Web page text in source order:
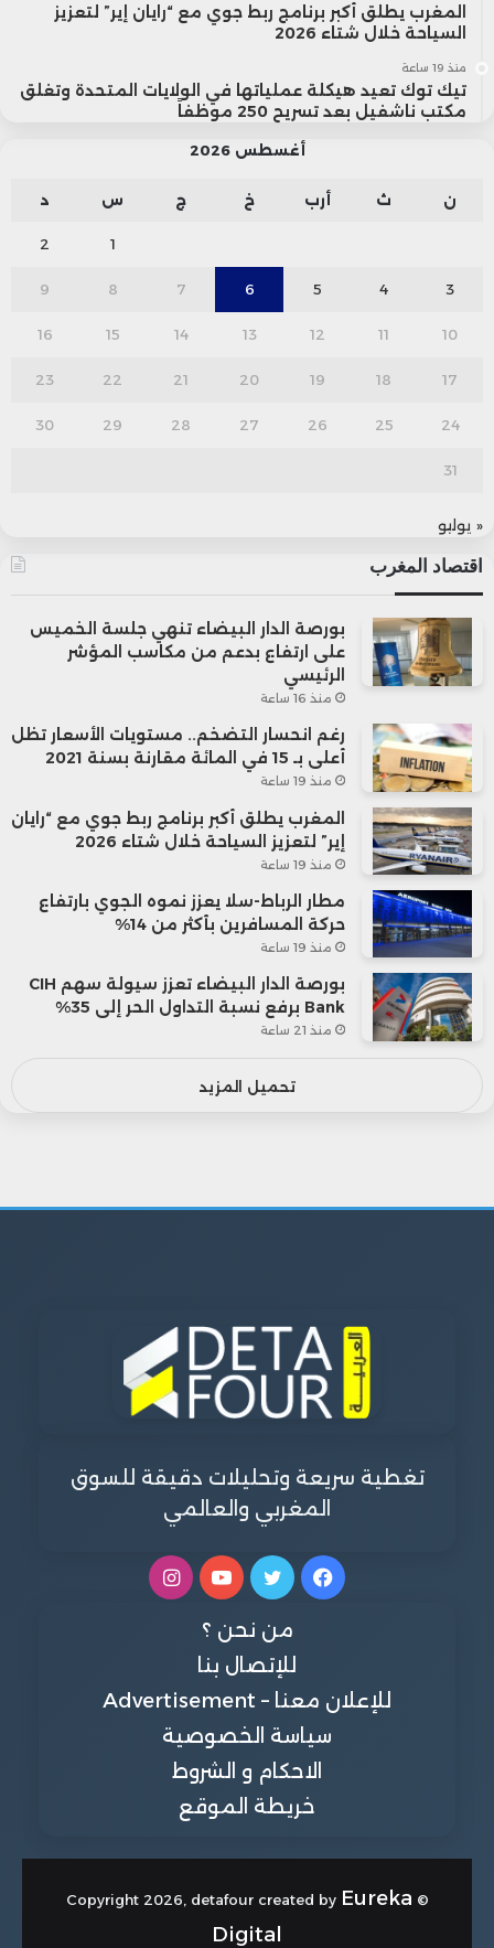
المغرب يطلق أكبر برنامج ربط جوي مع “رايان إير” لتعزيز
السياحة خلال شتاء 2026
منذ 19 ساعة
تيك توك تعيد هيكلة عملياتها في الولايات المتحدة وتغلق
مكتب ناشفيل بعد تسريح 250 موظفاً
أغسطس 2026
ن ث أرب خ ج س د
1
2
3
4
5
6
7
8
9
10
11
12
13
14
15
16
17
18
19
20
21
22
23
24
25
26
27
28
29
30
31
« يوليو
اقتصاد المغرب
بورصة الدار البيضاء تنهي جلسة الخميس
على ارتفاع بدعم من مكاسب المؤشر
الرئيسي
منذ 16 ساعة
رغم انحسار التضخم.. مستويات الأسعار تظل
أعلى بـ 15 في المائة مقارنة بسنة 2021
منذ 19 ساعة
المغرب يطلق أكبر برنامج ربط جوي مع “رايان
إير” لتعزيز السياحة خلال شتاء 2026
منذ 19 ساعة
مطار الرباط-سلا يعزز نموه الجوي بارتفاع
حركة المسافرين بأكثر من 14%
منذ 19 ساعة
بورصة الدار البيضاء تعزز سيولة سهم CIH
Bank برفع نسبة التداول الحر إلى 35%
منذ 21 ساعة
تحميل المزيد
تغطية سريعة وتحليلات دقيقة للسوق
المغربي والعالمي
فيسبوكتويتر يوتيوبانستقرام
من نحن ؟
للإتصال بنا
للإعلان معنا – Advertisement
سياسة الخصوصية
الاحكام و الشروط
خريطة الموقع
© Copyright 2026, detafour created by
Eureka
Digital